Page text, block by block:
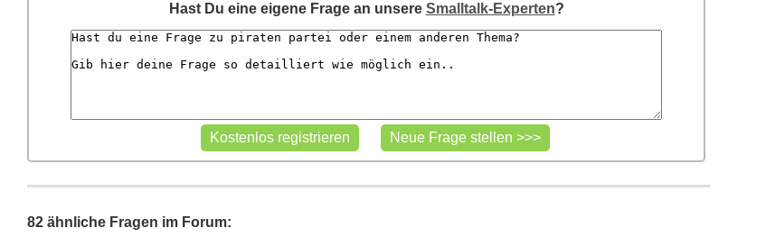
Hast Du eine eigene Frage an unsere Smalltalk-Experten?
82 ähnliche Fragen im Forum: